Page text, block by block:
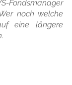
noch welche
eine längere